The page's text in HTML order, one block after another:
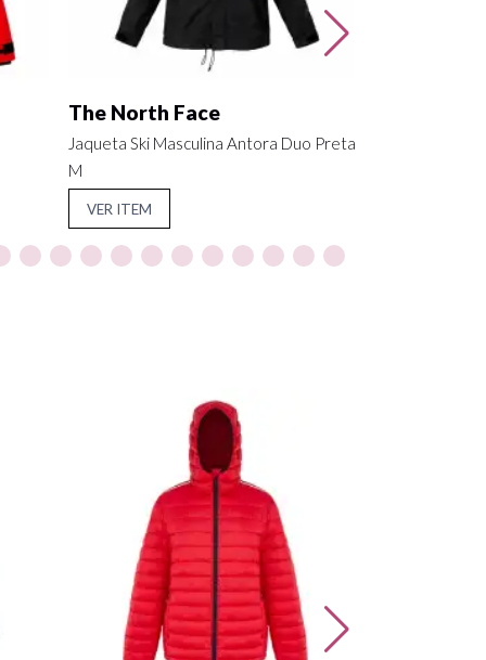
The North Face
Jaqueta Ski Masculina Antora Duo Preta
M
VER ITEM